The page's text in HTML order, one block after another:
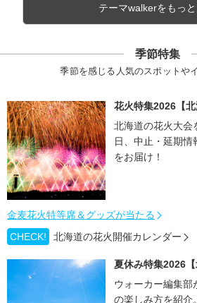
テーマwalkerをもっ
季節特集
季節を感じる人気のスポットや
花火特集2026【北
北海道の花火大会
日、中止・延期
をお届け！
金麦花火特等席＆グッズが当たる
CHECK!
北海道の花火開催カレンダー
夏休み特集2026【
ウォーカー編集部
の楽しみ方を紹介